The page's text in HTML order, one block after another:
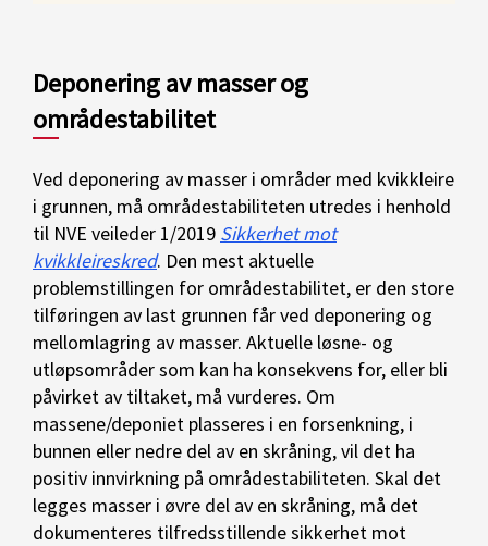
Deponering av masser og
områdestabilitet
Ved deponering av masser i områder med kvikkleire
i grunnen, må områdestabiliteten utredes i henhold
til NVE veileder 1/2019 Sikkerhet mot
kvikkleireskred. Den mest aktuelle
problemstillingen for områdestabilitet, er den store
tilføringen av last grunnen får ved deponering og
mellomlagring av masser. Aktuelle løsne- og
utløpsområder som kan ha konsekvens for, eller bli
påvirket av tiltaket, må vurderes. Om
massene/deponiet plasseres i en forsenkning, i
bunnen eller nedre del av en skråning, vil det ha
positiv innvirkning på områdestabiliteten. Skal det
legges masser i øvre del av en skråning, må det
dokumenteres tilfredsstillende sikkerhet mot